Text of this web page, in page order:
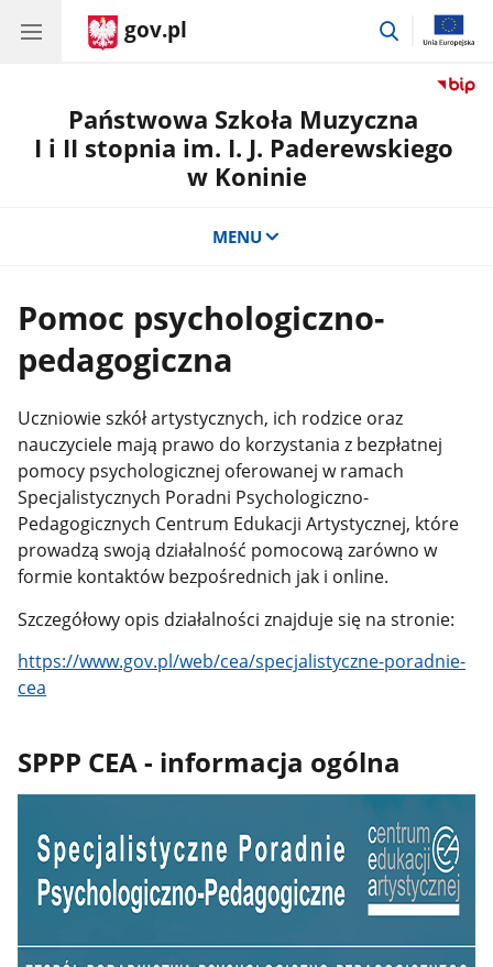
gov.pl
przejdź
Państwowa Szkoła Muzyczna
I i II stopnia im. I. J. Paderewskiego
w Koninie
MENU
Pomoc psychologiczno-
pedagogiczna
Uczniowie szkół artystycznych, ich rodzice oraz
nauczyciele mają prawo do korzystania z bezpłatnej
pomocy psychologicznej oferowanej w ramach
Specjalistycznych Poradni Psychologiczno-
Pedagogicznych Centrum Edukacji Artystycznej, które
prowadzą swoją działalność pomocową zarówno w
formie kontaktów bezpośrednich jak i online.
Szczegółowy opis działalności znajduje się na stronie:
https://www.gov.pl/web/cea/specjalistyczne-poradnie-
cea
SPPP CEA - informacja ogólna